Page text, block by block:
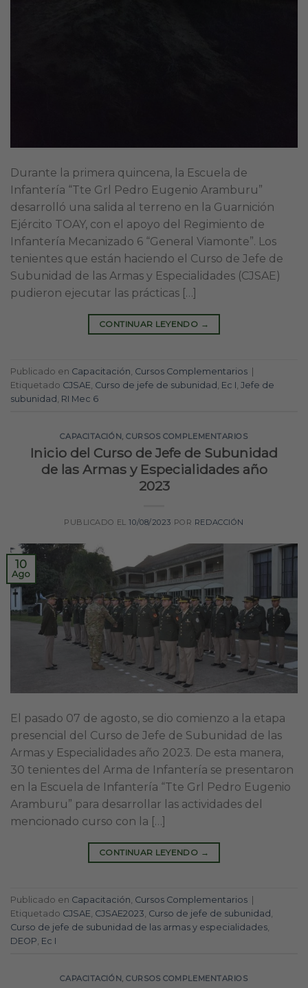
Durante la primera quincena, la Escuela de
Infantería “Tte Grl Pedro Eugenio Aramburu”
desarrolló una salida al terreno en la Guarnición
Ejército TOAY, con el apoyo del Regimiento de
Infantería Mecanizado 6 “General Viamonte”. Los
tenientes que están haciendo el Curso de Jefe de
Subunidad de las Armas y Especialidades (CJSAE)
pudieron ejecutar las prácticas […]
CONTINUAR LEYENDO →
Publicado en Capacitación Cursos Complementarios
Etiquetado CJSAE Curso de jefe de subunidad Ec I Jefe de
subunidad RI Mec 6
CAPACITACIÓN,CURSOS COMPLEMENTARIOS
Inicio del Curso de Jefe de Subunidad
de las Armas y Especialidades año
2023
PUBLICADO EL10/08/2023 POR REDACCIÓN
10
Ago
El pasado 07 de agosto, se dio comienzo a la etapa
presencial del Curso de Jefe de Subunidad de las
Armas y Especialidades año 2023. De esta manera,
30 tenientes del Arma de Infantería se presentaron
en la Escuela de Infantería “Tte Grl Pedro Eugenio
Aramburu” para desarrollar las actividades del
mencionado curso con la […]
CONTINUAR LEYENDO →
Publicado en Capacitación Cursos Complementarios |
Etiquetado CJSAE CJSAE2023 Curso de jefe de subunidad
Curso de jefe de subunidad de las armas y especialidades
DEOP Ec I
CAPACITACIÓN,CURSOS COMPLEMENTARIOS